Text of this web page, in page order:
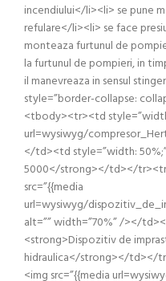
incendiului</li><li> se pune
refulare</li><li> se face
monteaza furtunul de
la furtunul de pompieri, in
il manevreaza in sensul
style=”border-collapse:
<tbody><tr><td
url=wysiwyg/
</td><td style=”width:
5000</strong></td></
src=”{{media
url=wysiwyg/
alt=”” width=”70%” /></
<strong>Dispozitiv de
hidraulica</strong></td></
<img src=”{{media